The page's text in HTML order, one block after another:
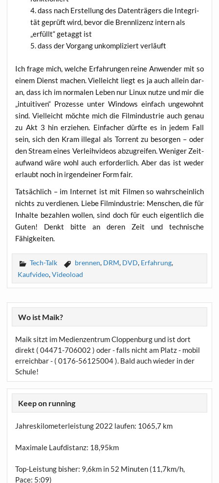
dass nach Erstel­lung des Daten­trä­gers die Inte­gri­
tät geprüft wird, bevor die Brenn­li­zenz intern als
„erfüllt“ getaggt ist
dass der Vor­gang unkom­pli­ziert verläuft
Ich fra­ge mich, wel­che Erfah­run­gen rei­ne Anwen­der mit so
einem Dienst machen. Viel­leicht liegt es ja auch allein dar­
an, dass ich im nor­ma­len Leben nur Linux nut­ze und mir die
„intui­ti­ven“ Pro­zes­se unter Win­dows ein­fach unge­wohnt
sind. Viel­leicht möch­te mich die Film­in­dus­trie auch genau
zu Akt 3 hin erzie­hen. Ein­fa­cher dürf­te es in jedem Fall
sein, sich den Kram ille­gal als Tor­rent zu besor­gen – oder
den Stream eines Ver­leih­vi­de­os abzu­grei­fen. Weni­ger Zeit­
auf­wand wäre wohl auch erfor­der­lich. Aber das ist weder
erlaubt noch in irgend­ei­ner Form fair.
Tat­säch­lich – im Inter­net ist mit Fil­men so wahr­schein­lich
nichts zu ver­die­nen. Lie­be Film­in­dus­trie: Men­schen, die für
Inhal­te bezah­len wol­len, sind doch für euch eigent­lich die
Guten! Denkt bit­te an deren Zeit und tech­ni­sche
Fähigkeiten.
Tech-Talk brennen, DRM, DVD, Erfahrung,
Kaufvideo,Videoload
Wo ist Maik?
Maik sitzt im Medienzentrum Cloppenburg und ist dort
direkt ( 04471-706002 ) oder - falls nicht am Platz - mobil
erreichbar - ( 0176-56125004 ). Bald auch wieder in der
Schule!
Keep on running
Jahreskilometerleistung 2022 laufen: 1065,7 km
Maximale Laufdistanz: 18,95km
Top-Leistung bisher: 9,6km in 52 Minuten (11,7km/h,
Pace: 5:09)